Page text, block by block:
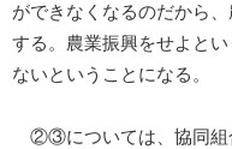
ができなくなるのだから
する。農業振興をせよと
ないということになる。
②③については、協同組